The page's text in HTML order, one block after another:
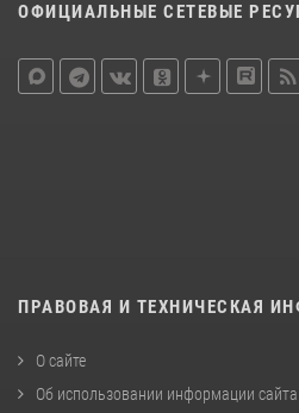
ОФИЦИАЛЬНЫЕ СЕТЕВЫЕ
ПРАВОВАЯ И ТЕХНИЧЕСКАЯ
О сайте
Об использовании информации сайта